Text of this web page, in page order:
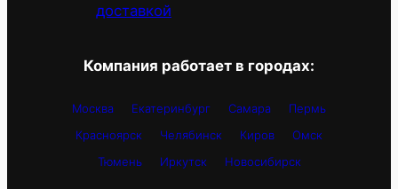
доставкой
Компания работает в городах:
Москва Екатеринбург Самара
Пермь
Красноярск
Челябинск Киров
Омск
Тюмень
Иркутск Новосибирск